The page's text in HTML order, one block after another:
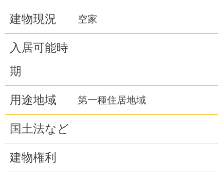
建物現況 空家
入居可能時
期
用途地域 第一種住居地域
国土法など
建物権利